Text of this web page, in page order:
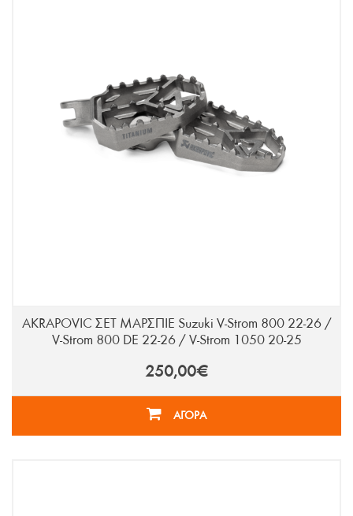
AKRAPOVIC ΣΕΤ ΜΑΡΣΠΙΕ Suzuki V-Strom 800 22-26 /
V-Strom 800 DE 22-26 / V-Strom 1050 20-25
250,00€
ΑΓΟΡΑ